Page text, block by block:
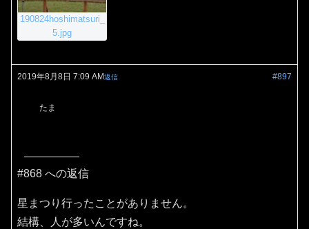
190824hoshimatsuri_
5.jpg
2019年8月8日 7:09 AM #897
返信
たま
#868 への返信
星まつり行ったことがありません。
結構、人が多いんですね。